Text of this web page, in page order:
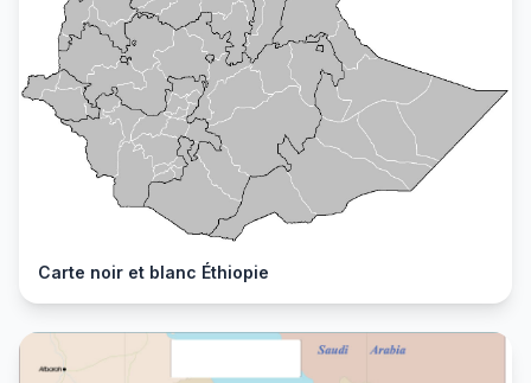
Carte noir et blanc Éthiopie